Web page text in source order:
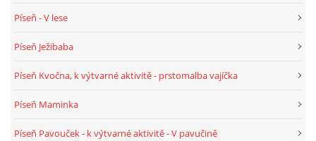
BÁSNĚ K TÉMATU PODZIM
POHYBOVÉ AKTIVITY NA TÉMA PODZIM
Píseň - V lese
Píseň Ježibaba
Píseň Kvočna, k výtvarné aktivitě - prstomalba vajíčka
Píseň Maminka
Píseň Pavouček - k výtvarné aktivitě - V pavučině